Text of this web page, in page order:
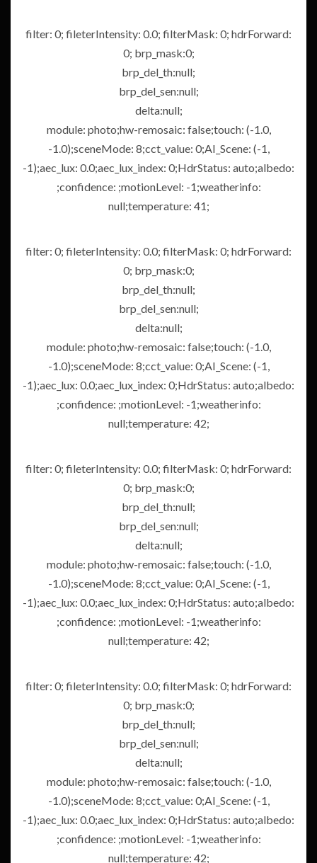
filter: 0; fileterIntensity: 0.0; filterMask: 0; hdrForward:
0; brp_mask:0;
brp_del_th:null;
brp_del_sen:null;
delta:null;
module: photo;hw-remosaic: false;touch: (-1.0,
-1.0);sceneMode: 8;cct_value: 0;AI_Scene: (-1,
-1);aec_lux: 0.0;aec_lux_index: 0;HdrStatus: auto;albedo:
;confidence: ;motionLevel: -1;weatherinfo:
null;temperature: 41;
filter: 0; fileterIntensity: 0.0; filterMask: 0; hdrForward:
0; brp_mask:0;
brp_del_th:null;
brp_del_sen:null;
delta:null;
module: photo;hw-remosaic: false;touch: (-1.0,
-1.0);sceneMode: 8;cct_value: 0;AI_Scene: (-1,
-1);aec_lux: 0.0;aec_lux_index: 0;HdrStatus: auto;albedo:
;confidence: ;motionLevel: -1;weatherinfo:
null;temperature: 42;
filter: 0; fileterIntensity: 0.0; filterMask: 0; hdrForward:
0; brp_mask:0;
brp_del_th:null;
brp_del_sen:null;
delta:null;
module: photo;hw-remosaic: false;touch: (-1.0,
-1.0);sceneMode: 8;cct_value: 0;AI_Scene: (-1,
-1);aec_lux: 0.0;aec_lux_index: 0;HdrStatus: auto;albedo:
;confidence: ;motionLevel: -1;weatherinfo:
null;temperature: 42;
filter: 0; fileterIntensity: 0.0; filterMask: 0; hdrForward:
0; brp_mask:0;
brp_del_th:null;
brp_del_sen:null;
delta:null;
module: photo;hw-remosaic: false;touch: (-1.0,
-1.0);sceneMode: 8;cct_value: 0;AI_Scene: (-1,
-1);aec_lux: 0.0;aec_lux_index: 0;HdrStatus: auto;albedo:
;confidence: ;motionLevel: -1;weatherinfo:
null;temperature: 42;